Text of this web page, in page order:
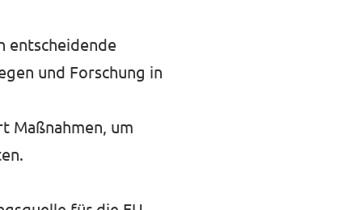
entscheidende
und Forschung in
Maßnahmen, um